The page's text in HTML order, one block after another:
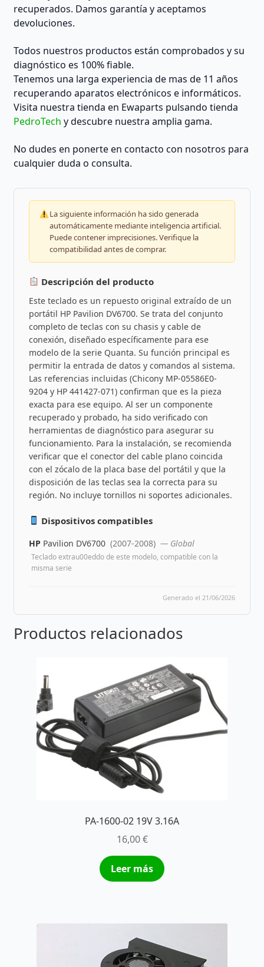
recuperados. Damos garantía y aceptamos
devoluciones.
Todos nuestros productos están comprobados y su
diagnóstico es 100% fiable.
Tenemos una larga experiencia de mas de 11 años
recuperando aparatos electrónicos e informáticos.
Visita nuestra tienda en Ewaparts pulsando tienda
PedroTech y descubre nuestra amplia gama.
No dudes en ponerte en contacto con nosotros para
cualquier duda o consulta.
La siguiente información ha sido generada
automáticamente mediante inteligencia artificial.
Puede contener imprecisiones. Verifique la
compatibilidad antes de comprar.
Descripción del producto
Este teclado es un repuesto original extraído de un
portátil HP Pavilion DV6700. Se trata del conjunto
completo de teclas con su chasis y cable de
conexión, diseñado específicamente para ese
modelo de la serie Quanta. Su función principal es
permitir la entrada de datos y comandos al sistema.
Las referencias incluidas (Chicony MP-05586E0-
9204 y HP 441427-071) confirman que es la pieza
exacta para ese equipo. Al ser un componente
recuperado y probado, ha sido verificado con
herramientas de diagnóstico para asegurar su
funcionamiento. Para la instalación, se recomienda
verificar que el conector del cable plano coincida
con el zócalo de la placa base del portátil y que la
disposición de las teclas sea la correcta para su
región. No incluye tornillos ni soportes adicionales.
Dispositivos compatibles
HP Pavilion DV6700 (2007-2008) — Global
Teclado extrau00eddo de este modelo, compatible con la
misma serie
Generado el 21/06/2026
Productos relacionados
PA-1600-02 19V 3.16A
16,00€
Leer más